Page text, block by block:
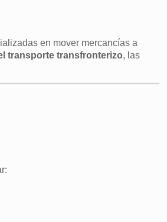
en mover mercancías a
transporte transfronterizo, las